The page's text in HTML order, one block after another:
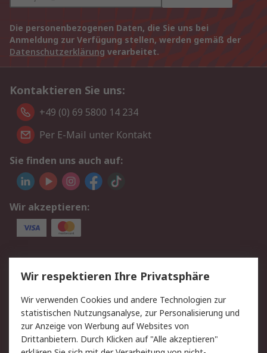
Die personenbezogenen Daten, die Sie uns bei
Anmeldung zur Verfügung stellen, werden gemäß der
Datenschutzerklärung verarbeitet.
Kontaktieren Sie uns:
+49 (0) 69 5800 14 234
Per E-Mail unter Kontakt
Sie finden uns auch auf:
Wir akzeptieren:
Service
Value Added Services
Lieferlösungen
Rücksendungen
Kontakt
Hilfe
Privatkunden
Rechtliches
Wir respektieren Ihre Privatsphäre
Wir verwenden Cookies und andere Technologien zur
statistischen Nutzungsanalyse, zur Personalisierung und
zur Anzeige von Werbung auf Websites von
Drittanbietern. Durch Klicken auf "Alle akzeptieren"